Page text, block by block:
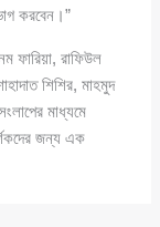
করবেন।”
ফারিয়া, রাফিউল
শিশির, মাহমুদ
মাধ্যমে
জন্য এক